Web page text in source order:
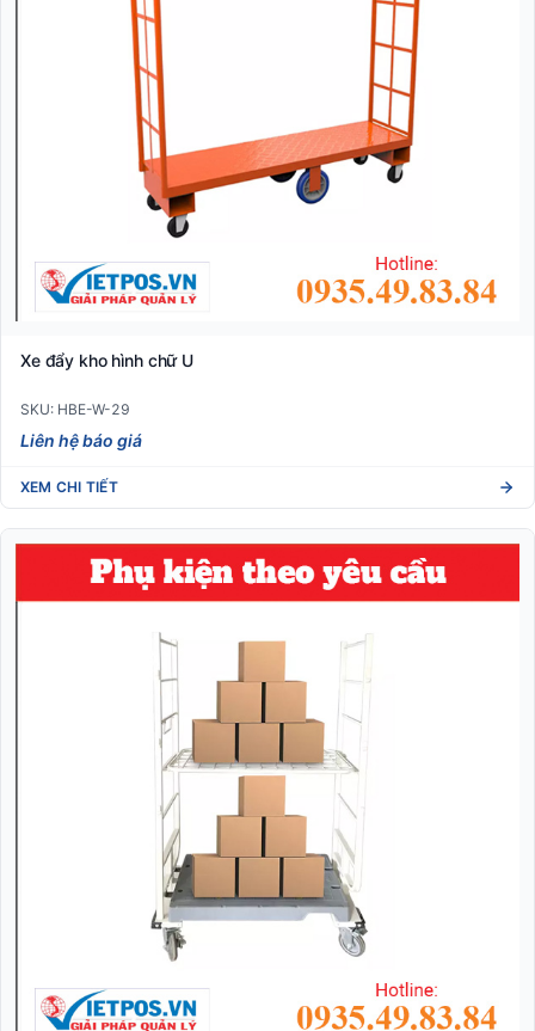
Xe đẩy kho hình chữ U
SKU: HBE-W-29
Liên hệ báo giá
XEM CHI TIẾT